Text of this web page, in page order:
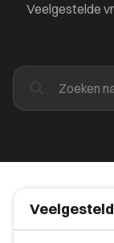
Veelgestelde